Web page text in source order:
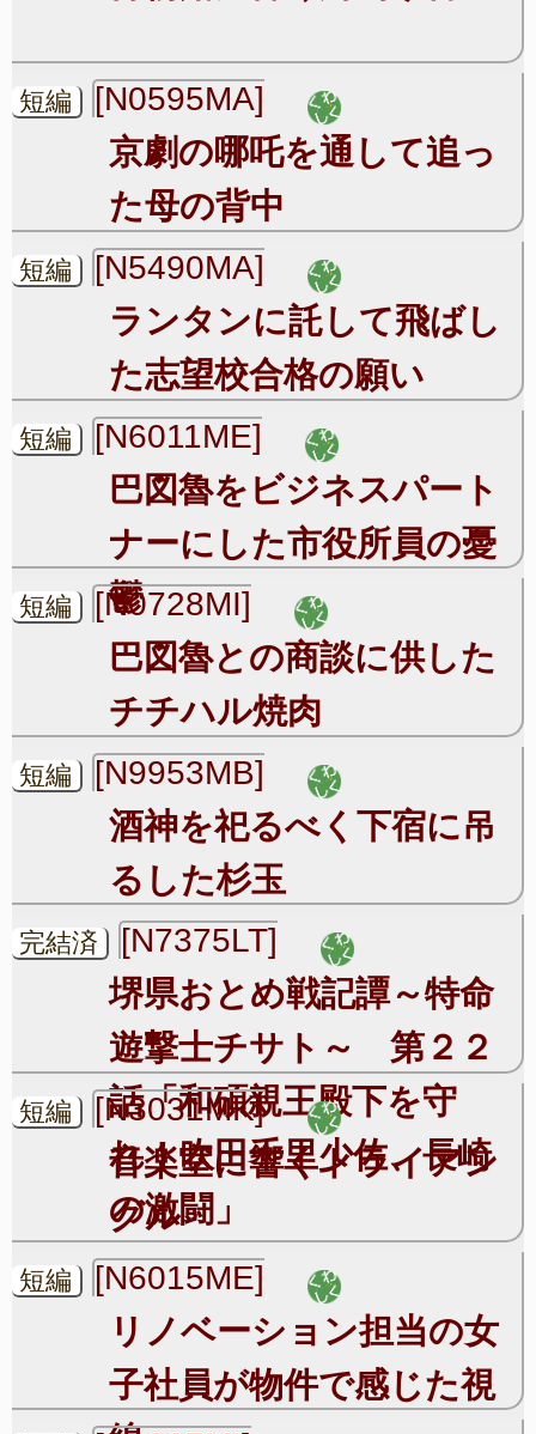
短編 [N0595MA]
京劇の哪吒を通して追っ
た母の背中
短編 [N5490MA]
ランタンに託して飛ばし
た志望校合格の願い
短編 [N6011ME]
巴図魯をビジネスパート
ナーにした市役所員の憂
鬱
短編 [N0728MI]
巴図魯との商談に供した
チチハル焼肉
短編 [N9953MB]
酒神を祀るべく下宿に吊
るした杉玉
完結済 [N7375LT]
堺県おとめ戦記譚～特命
遊撃士チサト～ 第２２
話「和碩親王殿下を守
れ！吹田千里少佐、長崎
の激闘」
短編 [N3031MK]
音楽室に響くトライアン
グル
短編 [N6015ME]
リノベーション担当の女
子社員が物件で感じた視